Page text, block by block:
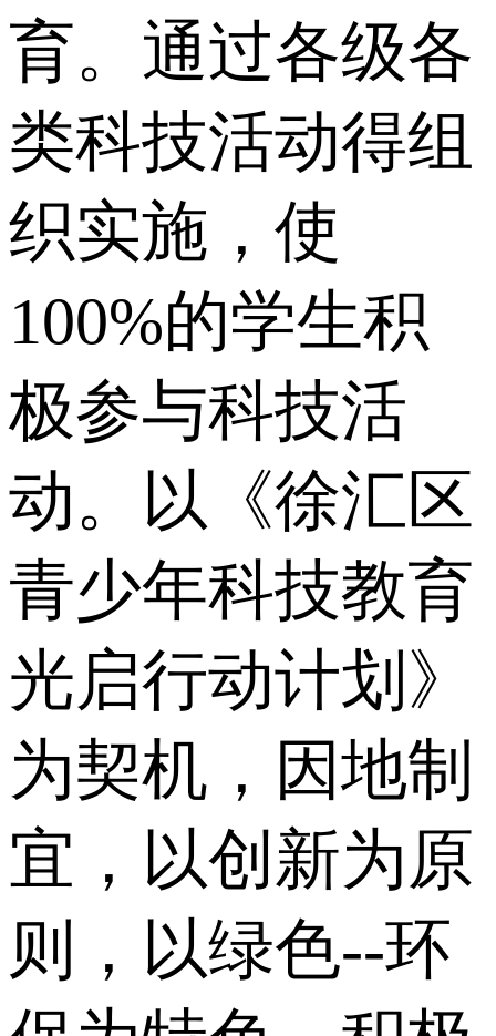
育。通过各级各
类科技活动得组
织实施，使
100%的学生积
极参与科技活
动。以《徐汇区
青少年科技教育
光启行动计划》
为契机，因地制
宜，以创新为原
则，以绿色--环